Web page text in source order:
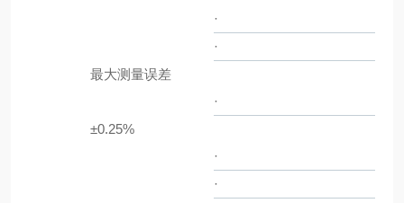
·
·
最大测量误差
·
±0.25%
·
·